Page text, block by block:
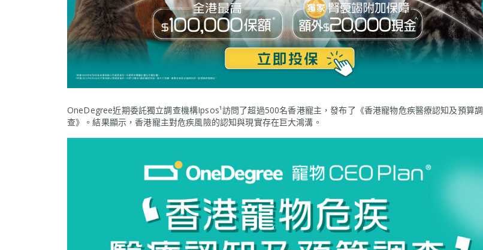
OneDegree近期委託獨立調查機構Ipsos¹訪問了超過500名香港寵主，發布了《香港寵物危疾醫療認知及預算調
查》。結果顯示，香港寵主對危疾風險的認知與現實存在巨大鴻溝。